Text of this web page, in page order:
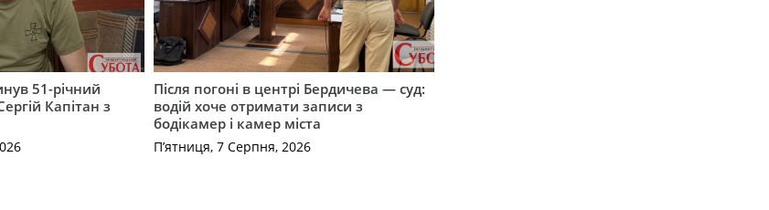
51-річний
Капітан з
Після погоні в центрі Бердичева — суд:
водій хоче отримати записи з
бодікамер і камер міста
П’ятниця, 7 Серпня, 2026